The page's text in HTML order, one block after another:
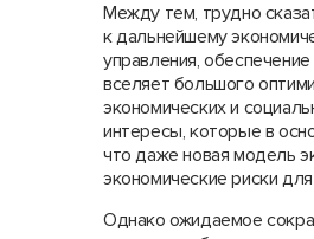
Между тем, трудно
к дальнейшему
управления,
вселяет большого
экономических и
интересы, которые в
что даже новая модель
экономические риски
Однако ожидаемое